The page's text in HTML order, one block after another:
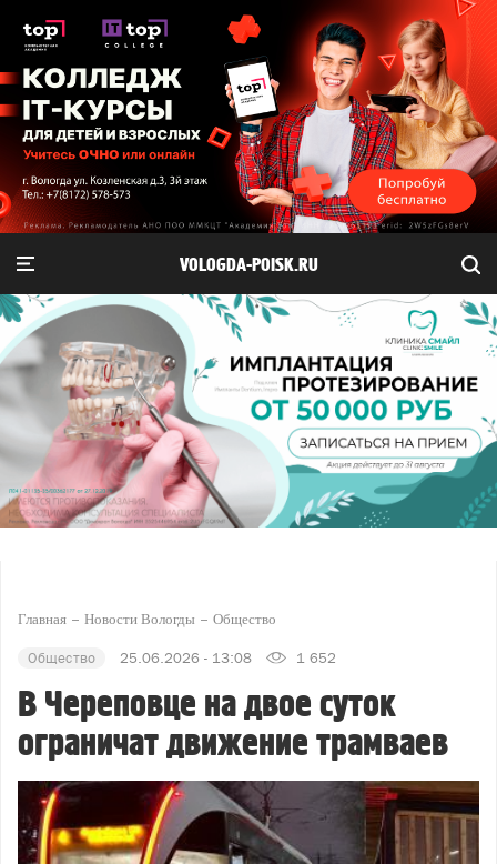
VOLOGDA-POISK.RU
Главная Новости Вологды Общество
Общество 25.06.2026 - 13:08 1 652
В Череповце на двое суток
ограничат движение трамваев